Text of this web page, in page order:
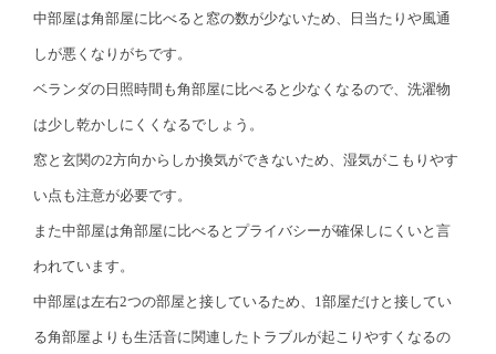
中部屋は角部屋に比べると窓の数が少ないため、日当たりや風通
しが悪くなりがちです。
ベランダの日照時間も角部屋に比べると少なくなるので、洗濯物
は少し乾かしにくくなるでしょう。
窓と玄関の2方向からしか換気ができないため、湿気がこもりやす
い点も注意が必要です。
また中部屋は角部屋に比べるとプライバシーが確保しにくいと言
われています。
中部屋は左右2つの部屋と接しているため、1部屋だけと接してい
る角部屋よりも生活音に関連したトラブルが起こりやすくなるの